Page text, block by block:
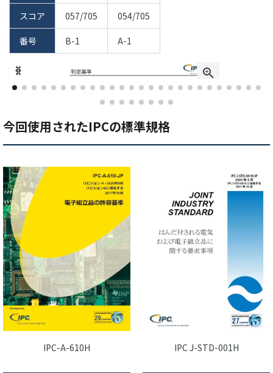
スコア 057/705 054/705
番号 B-1 A-1
今回使用されたIPCの標準規格
IPC-A-610H IPC J-STD-001H